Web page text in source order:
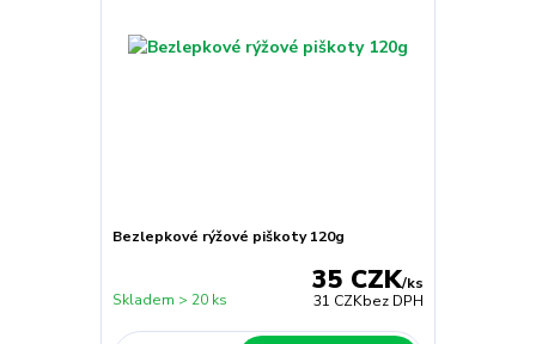
Bezlepkové rýžové piškoty 120g
35 CZK/ks
31 CZKbez DPH
Skladem > 20 ks